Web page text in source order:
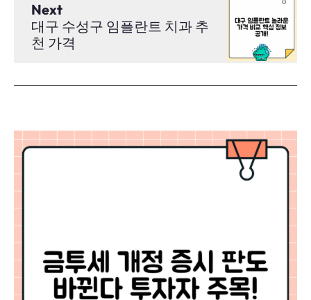
Next
대구 수성구 임플란트 치과 추
천 가격